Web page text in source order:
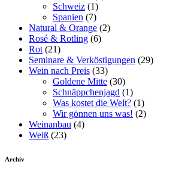
Schweiz (1)
Spanien (7)
Natural & Orange (2)
Rosé & Rotling (6)
Rot (21)
Seminare & Verköstigungen (29)
Wein nach Preis (33)
Goldene Mitte (30)
Schnäppchenjagd (1)
Was kostet die Welt? (1)
Wir gönnen uns was! (2)
Weinanbau (4)
Weiß (23)
Archiv